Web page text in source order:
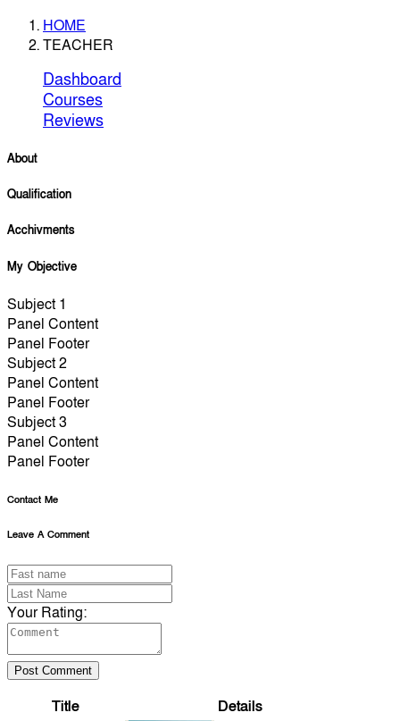
HOME
TEACHER
Dashboard
Courses
Reviews
About
Qualification
Acchivments
My Objective
Subject 1
Panel Content
Panel Footer
Subject 2
Panel Content
Panel Footer
Subject 3
Panel Content
Panel Footer
Contact Me
Leave A Comment
Your Rating:
Post Comment
Title Details